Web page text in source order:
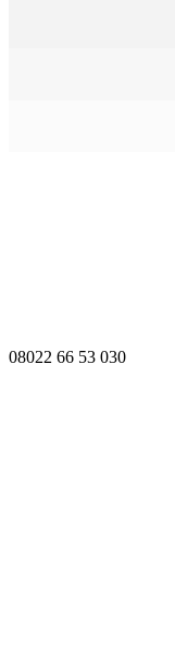
08022 66 53 030